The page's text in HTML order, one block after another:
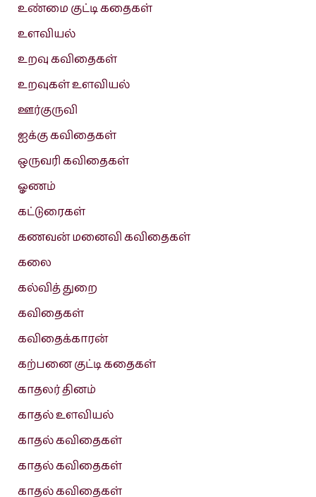
உண்மை குட்டி கதைகள்
உளவியல்
உறவு கவிதைகள்
உறவுகள் உளவியல்
ஊர்குருவி
ஐக்கு கவிதைகள்
ஒருவரி கவிதைகள்
ஓணம்
கட்டுரைகள்
கணவன் மனைவி கவிதைகள்
கலை
கல்வித் துறை
கவிதைகள்
கவிதைக்காரன்
கற்பனை குட்டி கதைகள்
காதலர் தினம்
காதல் உளவியல்
காதல் கவிதைகள்
காதல் கவிதைகள்
காதல் கவிதைகள்